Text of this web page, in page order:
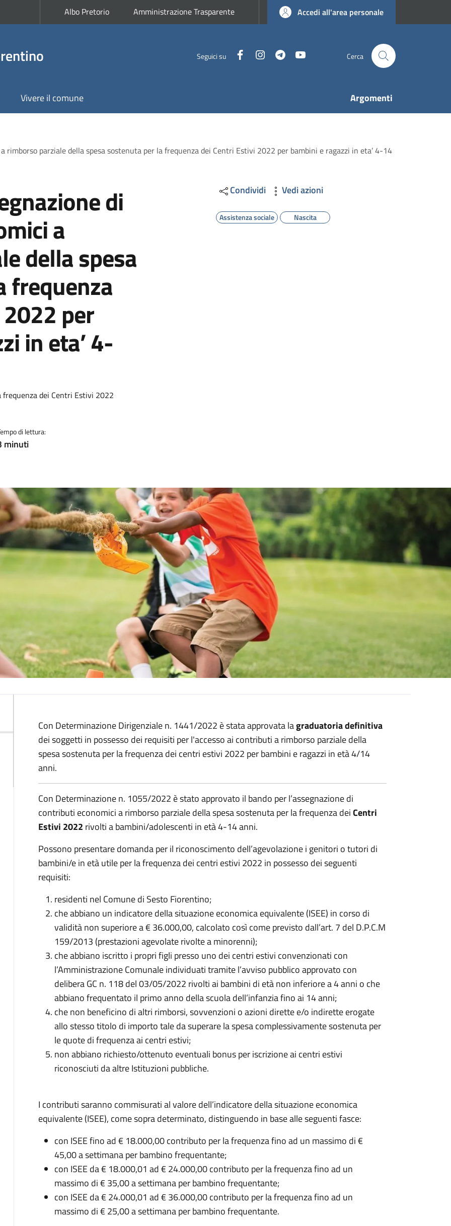
Albo Pretorio Amministrazione Trasparente Accedi all'area personale
Seguici su FacebookInstagramTelegram Cerca
Vivere il comune Argomenti
rimborso parziale della spesa sostenuta per la frequenza dei Centri Estivi 2022 per bambini e ragazzi in eta’ 4-14
di
a
della spesa
frequenza
per
in eta’ 4-
frequenza dei Centri Estivi 2022
di lettura:
minuti
Condividi Vedi azioni
Assistenza sociale Nascita
Descrizione
Con Determinazione Dirigenziale n. 1441/2022 è stata approvata lagraduatoria definitiva
dei soggetti in possesso dei requisiti per l'accesso ai contributi a rimborso parziale della
spesa sostenuta per la frequenza dei centri estivi 2022 per bambini e ragazzi in età 4/14
anni.
Con Determinazione n. 1055/2022 è stato approvato il bando per l’assegnazione di
contributi economici a rimborso parziale della spesa sostenuta per la frequenza deiCentri
Estivi 2022 rivolti a bambini/adolescenti in età 4-14 anni.
Possono presentare domanda per il riconoscimento dell’agevolazione i genitori o tutori di
bambini/e in età utile per la frequenza dei centri estivi 2022 in possesso dei seguenti
requisiti:
residenti nel Comune di Sesto Fiorentino;
che abbiano un indicatore della situazione economica equivalente (ISEE) in corso di
validità non superiore a € 36.000,00, calcolato così come previsto dall’art. 7 del D.P.C.M
159/2013 (prestazioni agevolate rivolte a minorenni);
che abbiano iscritto i propri figli presso uno dei centri estivi convenzionati con
l’Amministrazione Comunale individuati tramite l’avviso pubblico approvato con
delibera GC n. 118 del 03/05/2022 rivolti ai bambini di età non inferiore a 4 anni o che
abbiano frequentato il primo anno della scuola dell’infanzia fino ai 14 anni;
che non beneficino di altri rimborsi, sovvenzioni o azioni dirette e/o indirette erogate
allo stesso titolo di importo tale da superare la spesa complessivamente sostenuta per
le quote di frequenza ai centri estivi;
non abbiano richiesto/ottenuto eventuali bonus per iscrizione ai centri estivi
riconosciuti da altre Istituzioni pubbliche.
I contributi saranno commisurati al valore dell’indicatore della situazione economica
equivalente (ISEE), come sopra determinato, distinguendo in base alle seguenti fasce:
con ISEE fino ad € 18.000,00 contributo per la frequenza fino ad un massimo di €
45,00 a settimana per bambino frequentante;
con ISEE da € 18.000,01 ad € 24.000,00 contributo per la frequenza fino ad un
massimo di € 35,00 a settimana per bambino frequentante;
con ISEE da € 24.000,01 ad € 36.000,00 contributo per la frequenza fino ad un
massimo di € 25,00 a settimana per bambino frequentante.